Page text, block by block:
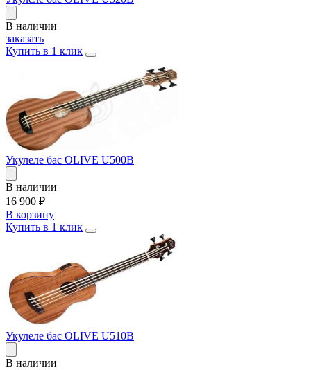
В наличии
заказать
Купить в 1 клик
Укулеле бас OLIVE U500B
В наличии
16 900 ₽
В корзину
Купить в 1 клик
Укулеле бас OLIVE U510B
В наличии